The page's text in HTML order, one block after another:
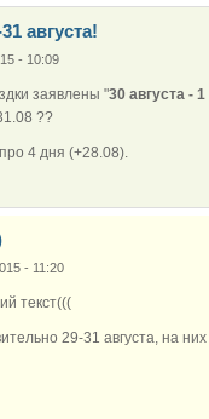
августа!
- 10:09
заявлены "30 августа -
??
4 дня (+28.08).
- 11:20
текст(((
29-31 августа, на